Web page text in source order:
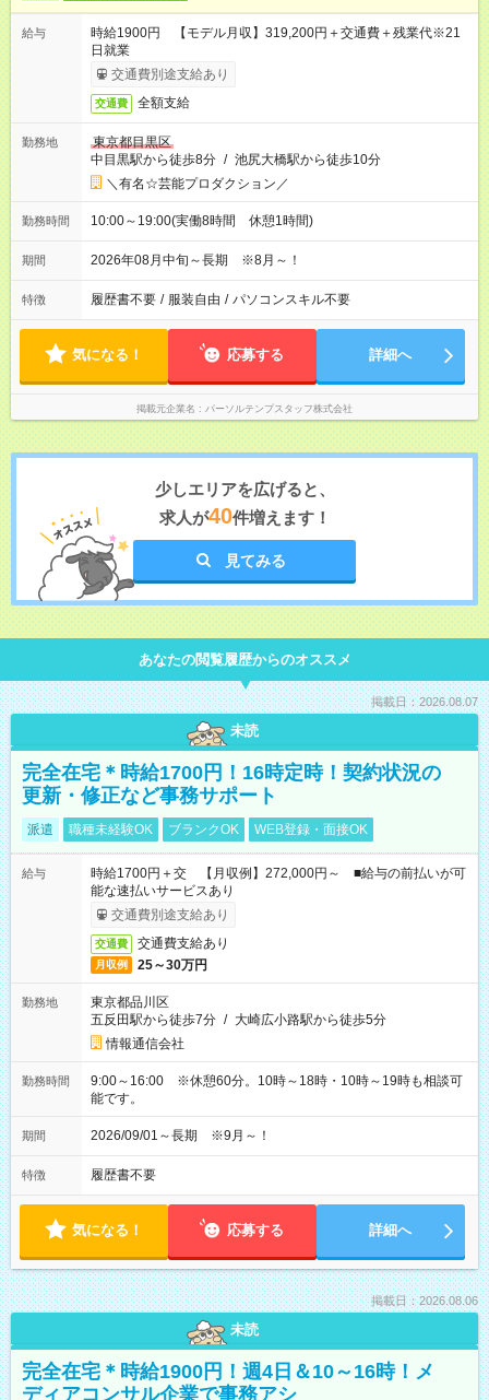
給与
時給1900円 【モデル月収】319,200円＋交通費＋残業代※21
日就業
交通費別途支給あり
交通費 全額支給
勤務地
東京都目黒区
中目黒駅から徒歩8分 / 池尻大橋駅から徒歩10分
＼有名☆芸能プロダクション／
勤務時間 10:00～19:00(実働8時間 休憩1時間)
期間 2026年08月中旬～長期 ※8月～！
特徴 履歴書不要 / 服装自由 / パソコンスキル不要
気になる！ 応募する 詳細へ
掲載元企業名 パーソルテンプスタッフ株式会社
少しエリアを広げると、
求人が40件増えます！
見てみる
あなたの閲覧履歴からのオススメ
掲載日：2026.08.07
未読
完全在宅＊時給1700円！16時定時！契約状況の
更新・修正など事務サポート
派遣 職種未経験OK ブランクOK WEB登録・面接OK
給与
時給1700円＋交 【月収例】272,000円～ ■給与の前払いが可
能な速払いサービスあり
交通費別途支給あり
交通費 交通費支給あり
月収例 25～30万円
勤務地
東京都品川区
五反田駅から徒歩7分 / 大崎広小路駅から徒歩5分
情報通信会社
勤務時間
9:00～16:00 ※休憩60分。10時～18時・10時～19時も相談可
能です。
期間 2026/09/01～長期 ※9月～！
特徴 履歴書不要
気になる！ 応募する 詳細へ
掲載日：2026.08.06
未読
完全在宅＊時給1900円！週4日＆10～16時！メ
ディアコンサル企業で事務アシ